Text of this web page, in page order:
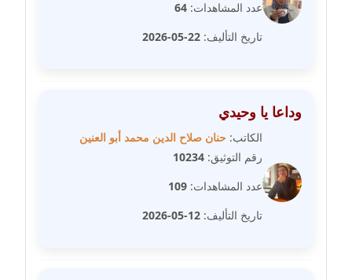
مدونة سماح حامد
مدونة سمير حماد
مدونة سهام كمال
عدد المشاهدات: 64
تاريخ التأليف: 22-05-2026
وداعا يا وحيدي
الكاتب: حنان صلاح الدين محمد أبو العنين
رقم التوثيق: 10234
عدد المشاهدات: 109
تاريخ التأليف: 12-05-2026